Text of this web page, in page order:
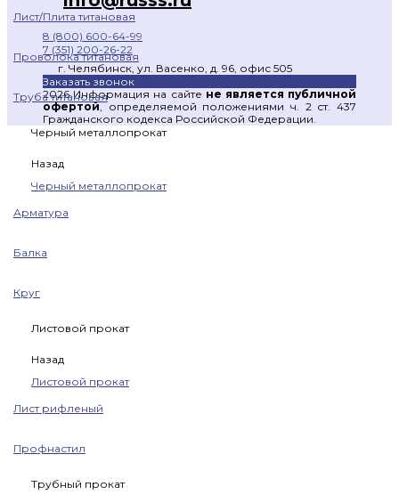
Лист/Плита титановая
Проволока титановая
Труба титановая
Черный металлопрокат
Назад
Черный металлопрокат
Арматура
Балка
Круг
Листовой прокат
Назад
Листовой прокат
Лист рифленый
Профнастил
Трубный прокат
8 (800) 600-64-99
7 (351) 200-26-22
г. Челябинск, ул. Васенко, д. 96, офис 505
Заказать звонок
2026 Информация на сайте не является публичной
офертой, определяемой положениями ч. 2 ст. 437
Гражданского кодекса Российской Федерации.